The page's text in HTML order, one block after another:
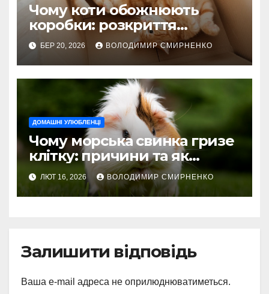
Чому коти обожнюють
коробки: розкриття
пухнастих таємниць
БЕР 20, 2026 ВОЛОДИМИР СМИРНЕНКО
ДОМАШНІ УЛЮБЛЕНЦІ
Чому морська свинка гризе
клітку: причини та як
зупинити
ЛЮТ 16, 2026 ВОЛОДИМИР СМИРНЕНКО
Залишити відповідь
Ваша e-mail адреса не оприлюднюватиметься.